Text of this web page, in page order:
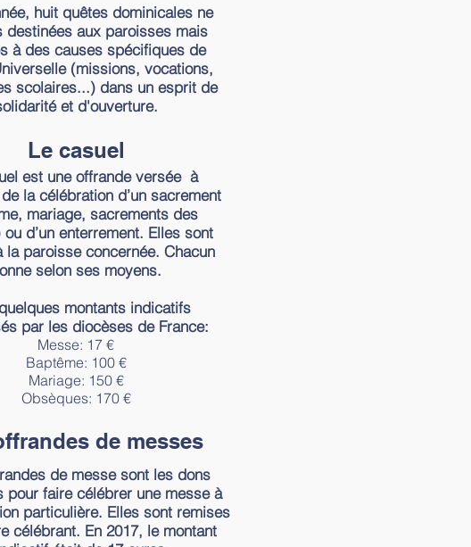
huit quêtes dominicales ne
destinées aux paroisses mais
à des causes spécifiques de
(missions, vocations,
scolaires...) dans un esprit de
et d'ouverture.
Le casuel
est une offrande versée à
la célébration d’un sacrement
mariage, sacrements des
d’un enterrement. Elles sont
la paroisse concernée. Chacun
selon ses moyens.
montants indicatifs
par les diocèses de France:
Messe: 17 €
Baptême: 100 €
Mariage: 150 €
Obsèques: 170 €
de messes
de messe sont les dons
pour faire célébrer une messe à
particulière. Elles sont remises
célébrant. En 2017, le montant